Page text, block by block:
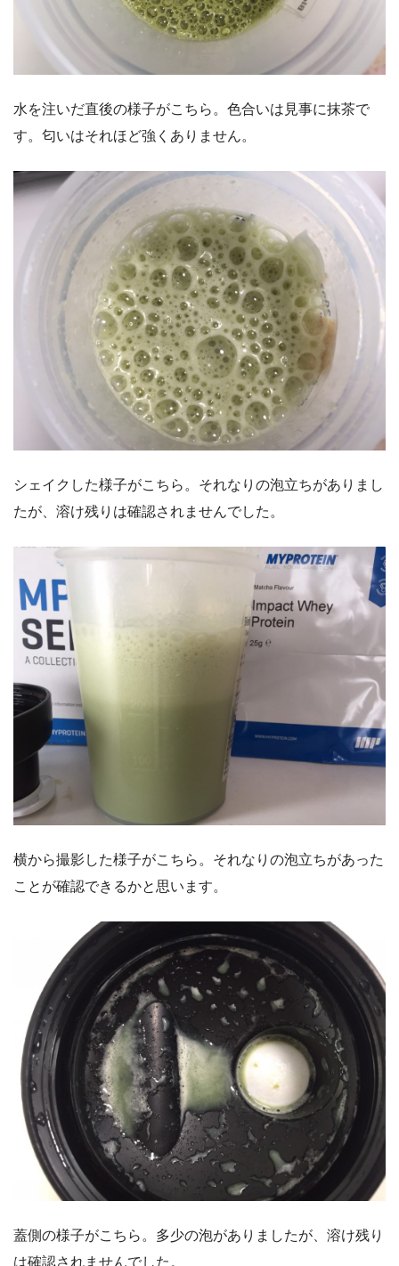
水を注いだ直後の様子がこちら。色合いは見事に抹茶で
す。匂いはそれほど強くありません。
シェイクした様子がこちら。それなりの泡立ちがありまし
たが、溶け残りは確認されませんでした。
横から撮影した様子がこちら。それなりの泡立ちがあった
ことが確認できるかと思います。
蓋側の様子がこちら。多少の泡がありましたが、溶け残り
は確認されませんでした。